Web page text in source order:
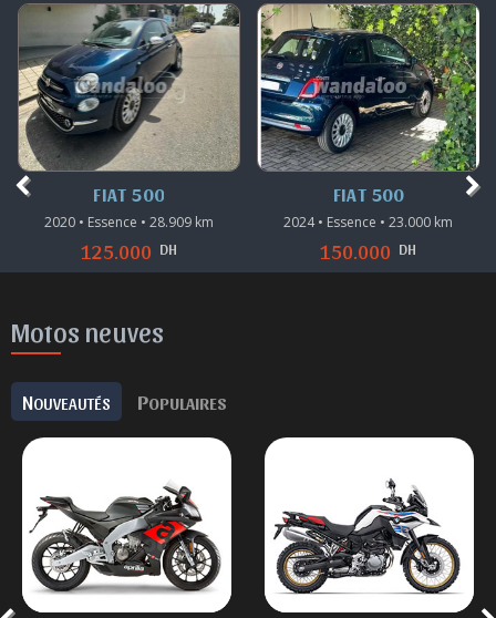
FIAT 500
2020 • Essence • 28.909 km
125.000 DH
FIAT 500
2024 • Essence • 23.000 km
150.000 DH
Motos neuves
NOUVEAUTÉS POPULAIRES